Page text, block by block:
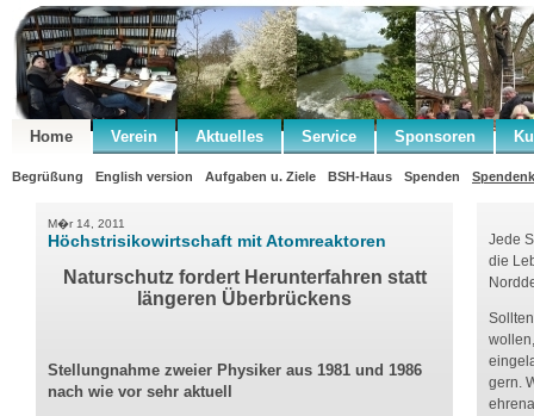
Home Verein Aktuelles Service Sponsoren
Begrüßung English version Aufgaben u. Ziele BSH-Haus Spenden
M�r 14, 2011
Höchstrisikowirtschaft mit Atomreaktoren
Naturschutz fordert Herunterfahren statt
längeren Überbrückens
Stellungnahme zweier Physiker aus 1981 und 1986
nach wie vor sehr aktuell
Jede
die
gern.